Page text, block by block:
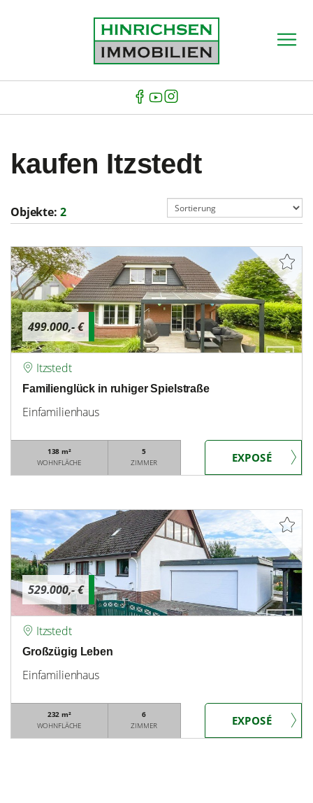
kaufen Itzstedt
Objekte: 2
499.000,- €
Itzstedt
Familienglück in ruhiger Spielstraße
Einfamilienhaus
138 m²
WOHNFLÄCHE
5
ZIMMER
529.000,- €
Itzstedt
Großzügig Leben
Einfamilienhaus
232 m²
WOHNFLÄCHE
6
ZIMMER